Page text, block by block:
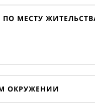
МЕСТУ
ОКРУЖЕНИИ